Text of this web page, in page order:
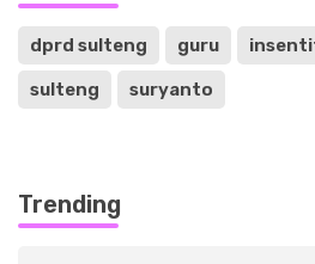
dprd sulteng guru
sulteng suryanto
Trending